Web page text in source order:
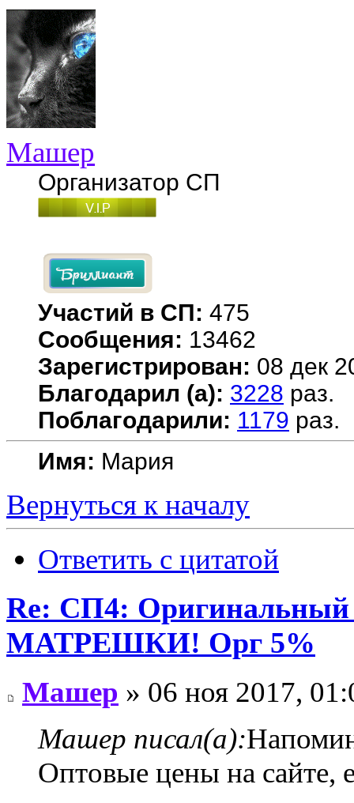
Машер
Организатор СП
Участий в СП: 475
Сообщения: 13462
Зарегистрирован: 08 дек
Благодарил (а): 3228 раз.
Поблагодарили: 1179 раз.
Имя: Мария
Вернуться к началу
Ответить с цитатой
Re: СП4: Оригинальный
MАТРЕШКИ! Орг 5%
Машер » 06 ноя 2017,
Машер писал(а):
Оптовые цены на сайте,